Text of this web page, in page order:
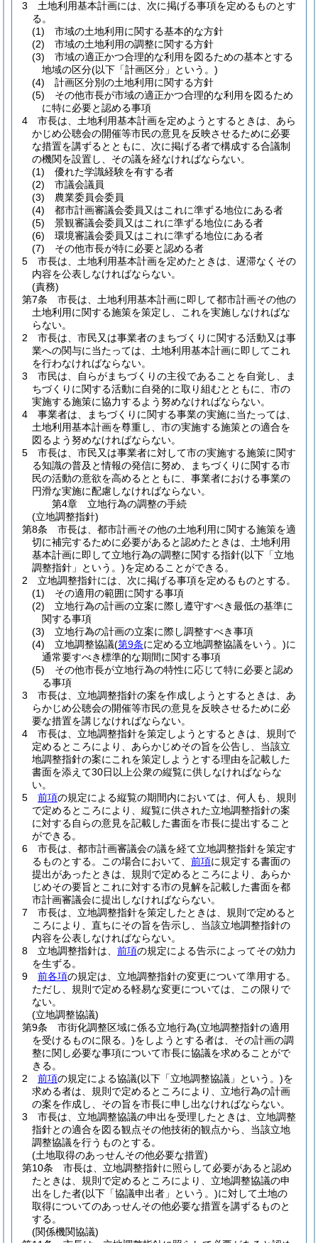
3
土地利用基本計画には、次に掲げる事項を定めるものとす
る。
(1)
市域の土地利用に関する基本的な方針
(2)
市域の土地利用の調整に関する方針
(3)
市域の適正かつ合理的な利用を図るための基本とする
地域の区分(以下「計画区分」という。)
(4)
計画区分別の土地利用に関する方針
(5)
その他市長が市域の適正かつ合理的な利用を図るため
に特に必要と認める事項
4
市長は、土地利用基本計画を定めようとするときは、あら
かじめ公聴会の開催等市民の意見を反映させるために必要
な措置を講ずるとともに、次に掲げる者で構成する合議制
の機関を設置し、その議を経なければならない。
(1)
優れた学識経験を有する者
(2)
市議会議員
(3)
農業委員会委員
(4)
都市計画審議会委員又はこれに準ずる地位にある者
(5)
景観審議会委員又はこれに準ずる地位にある者
(6)
環境審議会委員又はこれに準ずる地位にある者
(7)
その他市長が特に必要と認める者
5
市長は、土地利用基本計画を定めたときは、遅滞なくその
内容を公表しなければならない。
(責務)
第7条
市長は、土地利用基本計画に即して都市計画その他の
土地利用に関する施策を策定し、これを実施しなければな
らない。
2
市長は、市民又は事業者のまちづくりに関する活動又は事
業への関与に当たっては、土地利用基本計画に即してこれ
を行わなければならない。
3
市民は、自らがまちづくりの主役であることを自覚し、ま
ちづくりに関する活動に自発的に取り組むとともに、市の
実施する施策に協力するよう努めなければならない。
4
事業者は、まちづくりに関する事業の実施に当たっては、
土地利用基本計画を尊重し、市の実施する施策との適合を
図るよう努めなければならない。
5
市長は、市民又は事業者に対して市の実施する施策に関す
る知識の普及と情報の発信に努め、まちづくりに関する市
民の活動の意欲を高めるとともに、事業者における事業の
円滑な実施に配慮しなければならない。
第4章
立地行為の調整の手続
(立地調整指針)
第8条
市長は、都市計画その他の土地利用に関する施策を適
切に補完するために必要があると認めたときは、土地利用
基本計画に即して立地行為の調整に関する指針(以下「立地
調整指針」という。)を定めることができる。
2
立地調整指針には、次に掲げる事項を定めるものとする。
(1)
その適用の範囲に関する事項
(2)
立地行為の計画の立案に際し遵守すべき最低の基準に
関する事項
(3)
立地行為の計画の立案に際し調整すべき事項
(4)
立地調整協議(第9条に定める立地調整協議をいう。)に
通常要すべき標準的な期間に関する事項
(5)
その他市長が立地行為の特性に応じて特に必要と認め
る事項
3
市長は、立地調整指針の案を作成しようとするときは、あ
らかじめ公聴会の開催等市民の意見を反映させるために必
要な措置を講じなければならない。
4
市長は、立地調整指針を策定しようとするときは、規則で
定めるところにより、あらかじめその旨を公告し、当該立
地調整指針の案にこれを策定しようとする理由を記載した
書面を添えて30日以上公衆の縦覧に供しなければならな
い。
5
前項の規定による縦覧の期間内においては、何人も、規則
で定めるところにより、縦覧に供された立地調整指針の案
に対する自らの意見を記載した書面を市長に提出すること
ができる。
6
市長は、都市計画審議会の議を経て立地調整指針を策定す
るものとする。
この場合において、 前項に規定する書面の
提出があったときは、規則で定めるところにより、あらか
じめその要旨とこれに対する市の見解を記載した書面を都
市計画審議会に提出しなければならない。
7
市長は、立地調整指針を策定したときは、規則で定めると
ころにより、直ちにその旨を告示し、当該立地調整指針の
内容を公表しなければならない。
8
立地調整指針は、 前項の規定による告示によってその効力
を生ずる。
9
前各項の規定は、立地調整指針の変更について準用する。
ただし、規則で定める軽易な変更については、この限りで
ない。
(立地調整協議)
第9条
市街化調整区域に係る立地行為(立地調整指針の適用
を受けるものに限る。)をしようとする者は、その計画の調
整に関し必要な事項について市長に協議を求めることがで
きる。
2
前項の規定による協議(以下「立地調整協議」という。)を
求める者は、規則で定めるところにより、立地行為の計画
の案を作成し、その旨を市長に申し出なければならない。
3
市長は、立地調整協議の申出を受理したときは、立地調整
指針との適合を図る観点その他技術的観点から、当該立地
調整協議を行うものとする。
(土地取得のあっせんその他必要な措置)
第10条
市長は、立地調整指針に照らして必要があると認め
たときは、規則で定めるところにより、立地調整協議の申
出をした者(以下「協議申出者」という。)に対して土地の
取得についてのあっせんその他必要な措置を講ずるものと
する。
(関係機関協議)